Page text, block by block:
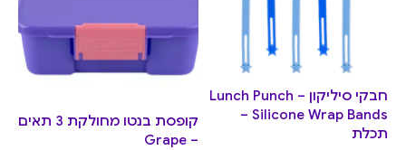
חבקי סיליקון – Lunch Punch
Silicone Wrap Bands –
תכלת
קופסת בנטו מחולקת 3 תאים
– Grape